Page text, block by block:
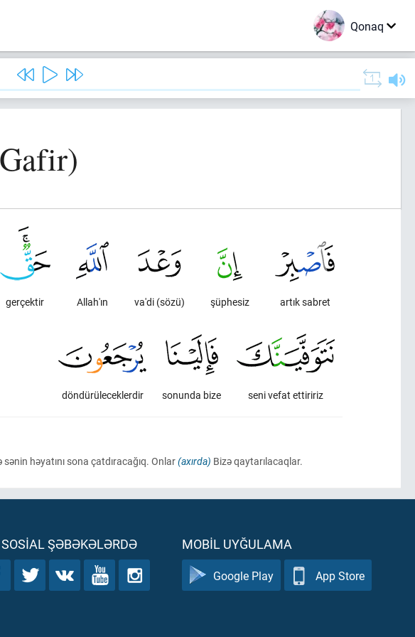
Qonaq
artık sabret
şüphesiz
va'di (sözü)
Allah'ın
gerçektir
seni vefat ettiririz
sonunda bize
döndürüleceklerdir
həyatını sona çatdıracağıq. Onlar(axırda) Bizə qaytarılacaqlar.
ŞƏBƏKƏLƏRDƏ MOBIL UYĞULAMA
Google Play App Store